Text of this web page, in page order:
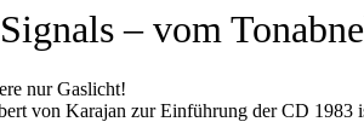
– vom
nur Gaslicht!
von Karajan zur Einführung der CD 1983